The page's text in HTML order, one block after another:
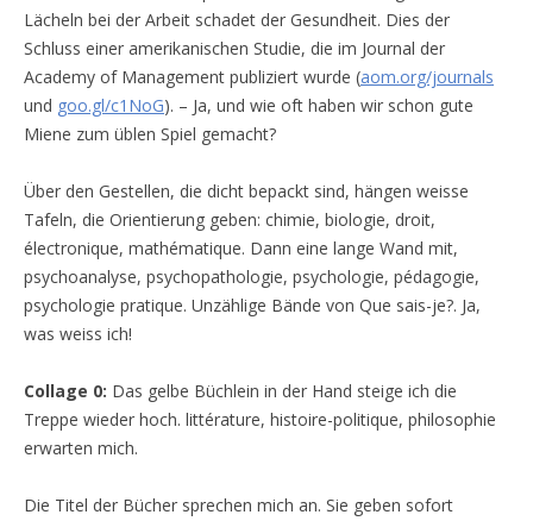
Lächeln bei der Arbeit schadet der Gesundheit. Dies der
Schluss einer amerikanischen Studie, die im Journal der
Academy of Management publiziert wurde (aom.org/journals
und goo.gl/c1NoG). – Ja, und wie oft haben wir schon gute
Miene zum üblen Spiel gemacht?
Über den Gestellen, die dicht bepackt sind, hängen weisse
Tafeln, die Orientierung geben: chimie, biologie, droit,
électronique, mathématique. Dann eine lange Wand mit,
psychoanalyse, psychopathologie, psychologie, pédagogie,
psychologie pratique. Unzählige Bände von Que sais-je?. Ja,
was weiss ich!
Collage 0: Das gelbe Büchlein in der Hand steige ich die
Treppe wieder hoch. littérature, histoire-politique, philosophie
erwarten mich.
Die Titel der Bücher sprechen mich an. Sie geben sofort